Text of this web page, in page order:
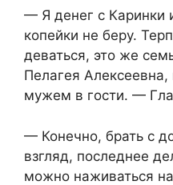
— Я денег с Каринки
копейки не беру.
деваться, это же
Пелагея
мужем в гости. —
— Конечно, брать с
взгляд, последнее
можно наживаться